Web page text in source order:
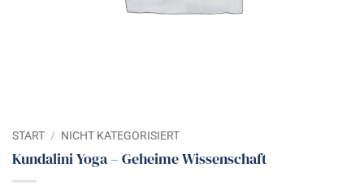
START / NICHT KATEGORISIERT
Kundalini Yoga – Geheime Wissenschaft